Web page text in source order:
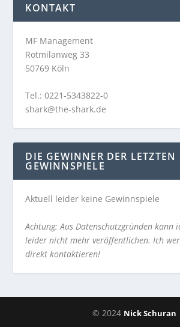
KONTAKT
MF Management
Rotmilanweg 33
50769 Köln
Tel.: 0221-5343822-0
shark@the-shark.de
DIE GEWINNER DER LETZTEN
GEWINNSPIELE
Aktuell leider keine Gewinnspiele
Achtung: Aus Datenschutzgründen kann
leider nicht mehr veröffentlichen. Ich
direkt kontaktieren!
© 2024 Nick Schuran